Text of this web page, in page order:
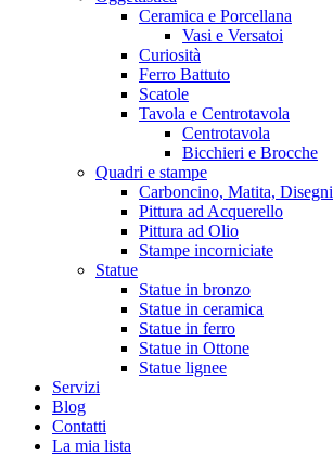
Ceramica e Porcellana
Vasi e Versatoi
Curiosità
Ferro Battuto
Scatole
Tavola e Centrotavola
Centrotavola
Bicchieri e Brocche
Quadri e stampe
Carboncino, Matita, Disegni
Pittura ad Acquerello
Pittura ad Olio
Stampe incorniciate
Statue
Statue in bronzo
Statue in ceramica
Statue in ferro
Statue in Ottone
Statue lignee
Servizi
Blog
Contatti
La mia lista